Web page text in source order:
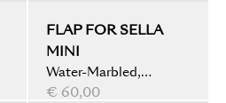
FLAP FOR SELLA
MINI
Water-Marbled,
Peacock, Blue
€ 60,00